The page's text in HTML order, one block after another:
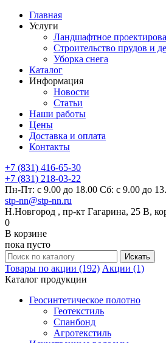
Главная
Услуги
Ландшафтное
Строительство прудов и
Уборка снега
Каталог
Информация
Новости
Статьи
Наши работы
Цены
Доставка и оплата
Контакты
+7 (831) 416-65-30
+7 (831) 218-03-22
Пн-Пт: с 9.00 до 18.00 Сб: с 9.00 до
stp-nn@stp-nn.ru
Н.Новгород , пр-кт Гагарина, 25 В,
0
В корзине
пока пусто
Товары по акции (192) Акции (1)
Каталог продукции
Геосинтетическое полотно
Геотекстиль
Спанбонд
Агротекстиль